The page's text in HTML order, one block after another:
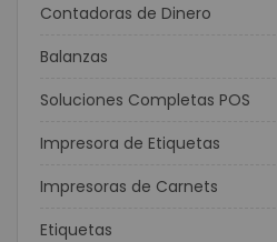
Contadoras de Dinero
Balanzas
Soluciones Completas POS
Impresora de Etiquetas
Impresoras de Carnets
Etiquetas